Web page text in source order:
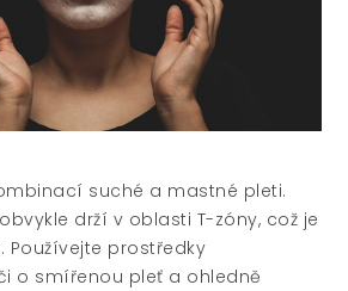
suché a mastné pleti.
drží v oblasti T-zóny, což je
Používejte prostředky
o smířenou pleť a ohledně